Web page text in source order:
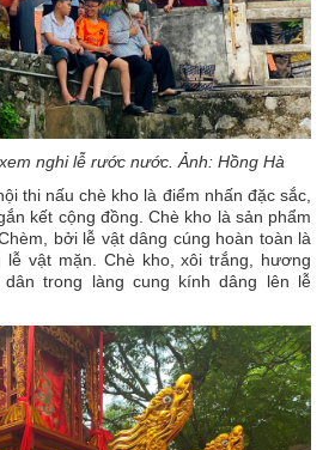
nghi lễ rước nước. Ảnh: Hồng Hà
thi nấu chè kho là điểm nhấn đặc sắc,
kết cộng đồng. Chè kho là sản phẩm
bởi lễ vật dâng cúng hoàn toàn là
lễ vật mặn. Chè kho, xôi trắng, hương
trong làng cung kính dâng lên lễ